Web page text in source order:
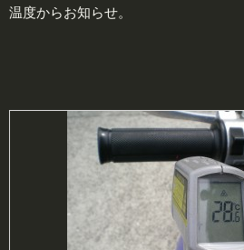
温度からお知らせ。